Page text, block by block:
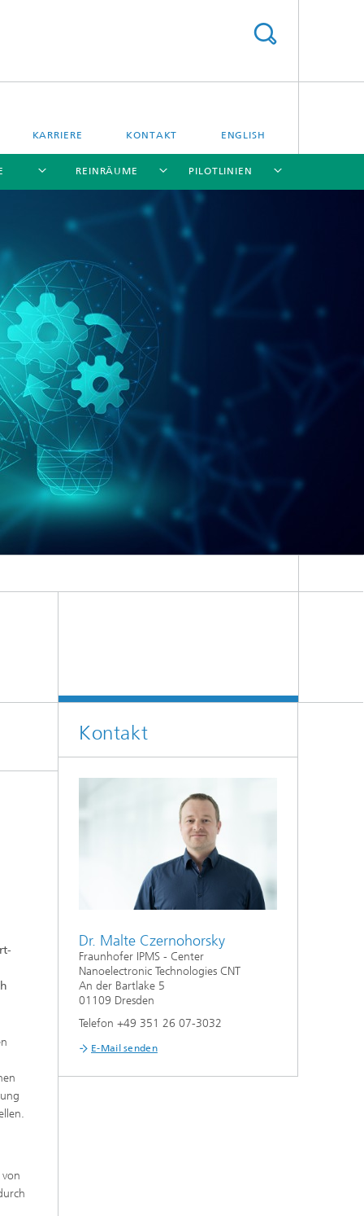
KARRIERE KONTAKT ENGLISH
Integrierte Datenspeicher
Energiespeicherung
REINRÄUME PILOTLINIEN
Kontakt
Dr. Malte Czernohorsky
Fraunhofer IPMS - Center
Nanoelectronic Technologies CNT
An der Bartlake 5
01109 Dresden
Telefon +49 351 26 07-3032
E-Mail senden